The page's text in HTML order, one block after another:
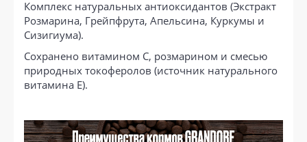
Комплекс натуральных антиоксидантов (Экстракт
Розмарина, Грейпфрута, Апельсина, Куркумы и
Сизигиума).
Сохранено витамином С, розмарином и смесью
природных токоферолов (источник натурального
витамина Е).